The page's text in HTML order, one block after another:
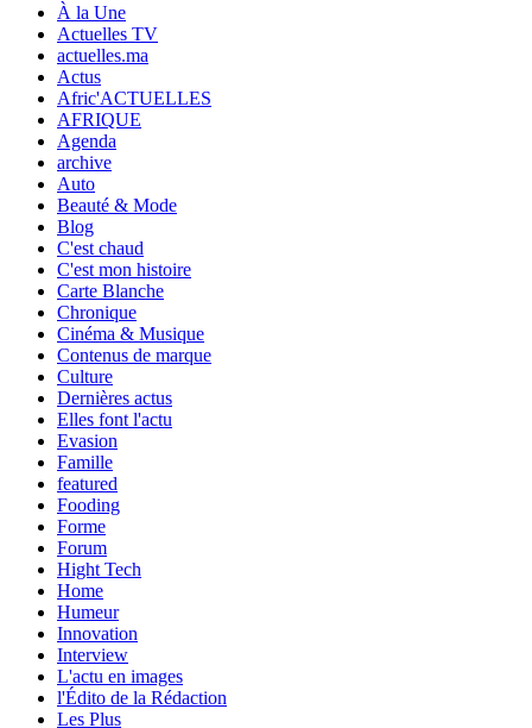
À la Une
Actuelles TV
actuelles.ma
Actus
Afric'ACTUELLES
AFRIQUE
Agenda
archive
Auto
Beauté & Mode
Blog
C'est chaud
C'est mon histoire
Carte Blanche
Chronique
Cinéma & Musique
Contenus de marque
Culture
Dernières actus
Elles font l'actu
Evasion
Famille
featured
Fooding
Forme
Forum
Hight Tech
Home
Humeur
Innovation
Interview
L'actu en images
l'Édito de la Rédaction
Les Plus